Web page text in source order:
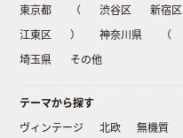
東京都 （ 渋谷区 新宿区
江東区
） 神奈川県 （
埼玉県
その他
テーマから探す
ヴィンテージ
北欧 無機質